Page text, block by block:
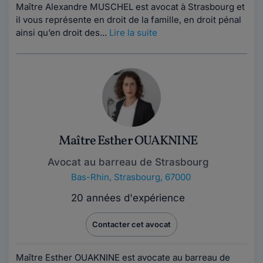
Maître Alexandre MUSCHEL est avocat à Strasbourg et
il vous représente en droit de la famille, en droit pénal
ainsi qu’en droit des... Lire la suite
Maître Esther OUAKNINE
Avocat au barreau de Strasbourg
Bas-Rhin, Strasbourg, 67000
20 années d'expérience
Contacter cet avocat
Maître Esther OUAKNINE est avocate au barreau de